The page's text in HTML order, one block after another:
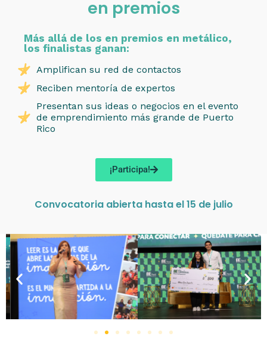
en premios
Más allá de los en premios en metálico,
los finalistas ganan:
Amplifican su red de contactos
Reciben mentoría de expertos
Presentan sus ideas o negocios en el evento
de emprendimiento más grande de Puerto
Rico
¡Participa!
Convocatoria abierta hasta el 15 de julio